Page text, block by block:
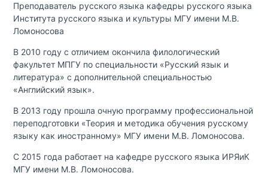
Преподаватель русского языка кафедры русского языка
Института русского языка и культуры МГУ имени М.В.
Ломоносова
В 2010 году с отличием окончила филологический
факультет МПГУ по специальности «Русский язык и
литература» с дополнительной специальностью
«Английский язык».
В 2013 году прошла очную программу профессиональной
переподготовки «Теория и методика обучения русскому
языку как иностранному» МГУ имени М.В. Ломоносова.
С 2015 года работает на кафедре русского языка ИРЯиК
МГУ имени М.В. Ломоносова.